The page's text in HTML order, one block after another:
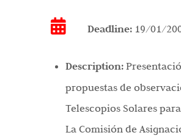
Deadline: 19/01/
Description:
propuestas de
Telescopios Solares
La Comisión de